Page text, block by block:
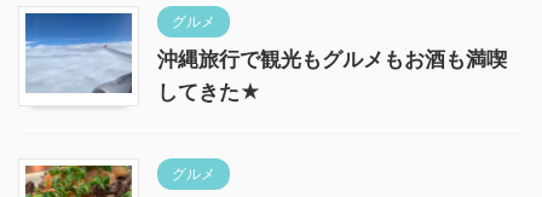
グルメ
沖縄旅行で観光もグルメもお酒も満喫
してきた★
グルメ